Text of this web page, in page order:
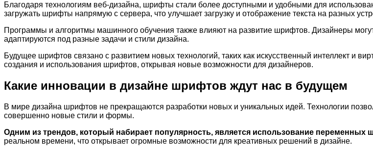
Благодаря технологиям веб-дизайна, шрифты стали более доступными и удобными для
загружать шрифты напрямую с сервера, что улучшает загрузку и отображение текста на разных
Программы и алгоритмы машинного обучения также влияют на развитие шрифтов. Дизайнеры
адаптируются под разные задачи и стили дизайна.
Будущее шрифтов связано с развитием новых технологий, таких как искусственный интеллект и
создания и использования шрифтов, открывая новые возможности для дизайнеров.
Какие инновации в дизайне шрифтов ждут нас в будущем
В мире дизайна шрифтов не прекращаются разработки новых и уникальных идей. Технологии
совершенно новые стили и формы.
Одним из трендов, который набирает популярность, является использование переменных
реальном времени, что открывает огромные возможности для креативных решений в дизайне.